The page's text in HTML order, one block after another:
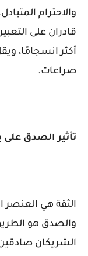
والاحترام
قادران على
أكثر انسجامًا،
صراعات.
تأثير الصدق على
الثقة هي
والصدق هو
الشريكان